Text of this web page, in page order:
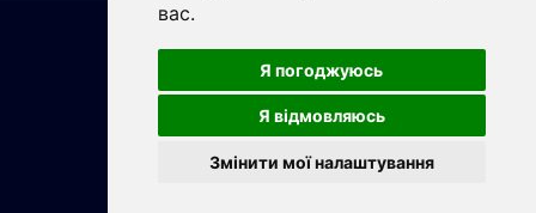
вас.
Я погоджуюсь
Я відмовляюсь
Змінити мої налаштування
Угода
користувача
Copyright © ФК «Динамо» Київ